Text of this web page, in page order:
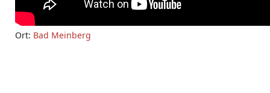
Ort: Bad Meinberg